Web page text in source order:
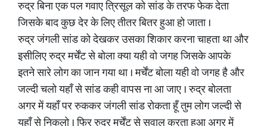
रुद्र बिना एक पल गवाए त्रिसूल को सांड के तरफ फेक देता
जिसके बाद कुछ देर के लिए तीतर बितर हुआ हो जाता ।
रुद्र जंगली सांड को देखकर उसका शिकार करना चाहता था और
इसीलिए रुद्र मर्चेंट से बोला क्या यही वो जगह जिसके आपके
इतने सारे लोग का जान गया था । मर्चेंट बोला यही वो जगह है और
जल्दी चलो यहाँ से सांड कही वापस ना आ जाए । रुद्र बोलता
अगर में यहाँ पर रुककर जंगली सांड रोकता हूँ तुम लोग जल्दी से